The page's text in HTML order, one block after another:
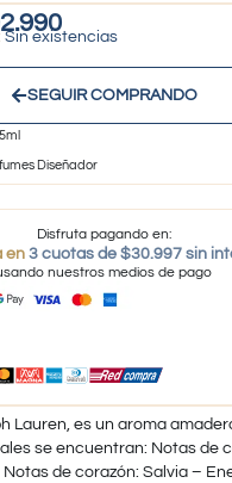
Sin existencias
SEGUIR COMPRANDO
Diseñador
Disfruta pagando en:
en 3 cuotas de $30.997 sin
nuestros medios de pago
Lauren, es un aroma
se encuentran: Notas de
de corazón: Salvia –